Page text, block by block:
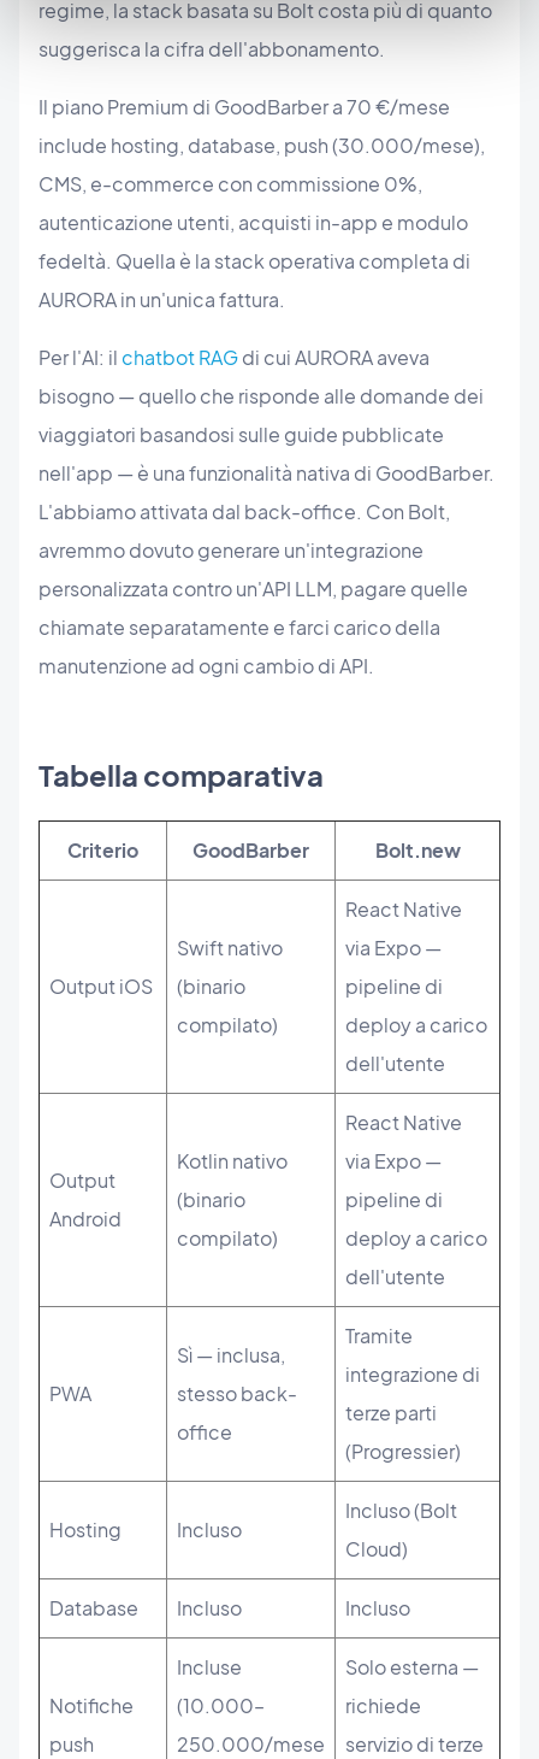
regime, la stack basata su Bolt costa più di quanto
suggerisca la cifra dell'abbonamento.
Il piano Premium di GoodBarber a 70 €/mese
include hosting, database, push (30.000/mese),
CMS, e-commerce con commissione 0%,
autenticazione utenti, acquisti in-app e modulo
fedeltà. Quella è la stack operativa completa di
AURORA in un'unica fattura.
Per l'AI: il chatbot RAGdi cui AURORA aveva
bisogno — quello che risponde alle domande dei
viaggiatori basandosi sulle guide pubblicate
nell'app — è una funzionalità nativa di GoodBarber.
L'abbiamo attivata dal back-office. Con Bolt,
avremmo dovuto generare un'integrazione
personalizzata contro un'API LLM, pagare quelle
chiamate separatamente e farci carico della
manutenzione ad ogni cambio di API.
Tabella comparativa
Criterio GoodBarber Bolt.new
Output iOS
Swift nativo
(binario
compilato)
React Native
via Expo —
pipeline di
deploy a carico
dell'utente
Output
Android
Kotlin nativo
(binario
compilato)
React Native
via Expo —
pipeline di
deploy a carico
dell'utente
PWA
Sì — inclusa,
stesso back-
office
Tramite
integrazione di
terze parti
(Progressier)
Hosting Incluso
Incluso (Bolt
Cloud)
Database Incluso Incluso
Notifiche
push
Incluse
(10.000–
250.000/mese
Solo esterna —
richiede
servizio di terze